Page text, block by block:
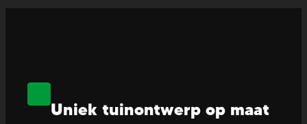
Uniek tuinontwerp op maat